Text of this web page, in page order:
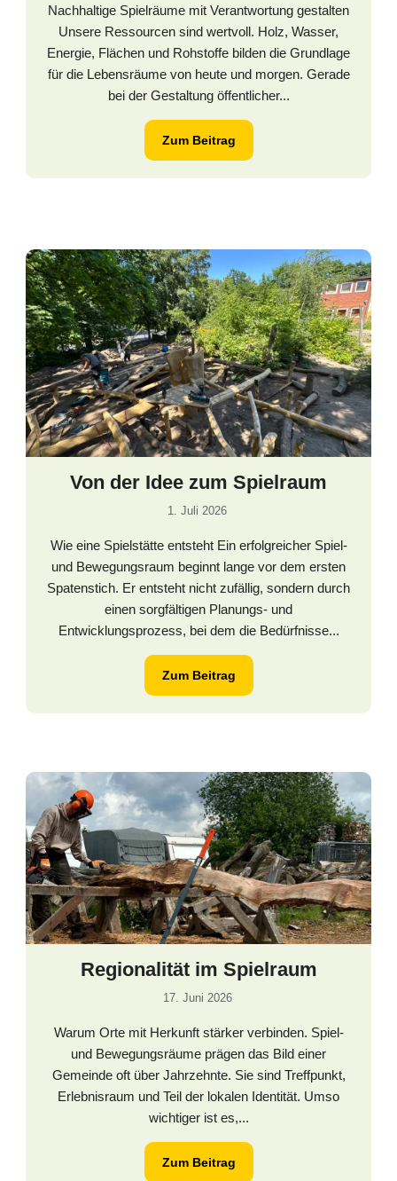
Nachhaltige Spielräume mit Verantwortung gestalten
Unsere Ressourcen sind wertvoll. Holz, Wasser,
Energie, Flächen und Rohstoffe bilden die Grundlage
für die Lebensräume von heute und morgen. Gerade
bei der Gestaltung öffentlicher...
Zum Beitrag
Von der Idee zum Spielraum
1. Juli 2026
Wie eine Spielstätte entsteht Ein erfolgreicher Spiel-
und Bewegungsraum beginnt lange vor dem ersten
Spatenstich. Er entsteht nicht zufällig, sondern durch
einen sorgfältigen Planungs- und
Entwicklungsprozess, bei dem die Bedürfnisse...
Zum Beitrag
Regionalität im Spielraum
17. Juni 2026
Warum Orte mit Herkunft stärker verbinden. Spiel-
und Bewegungsräume prägen das Bild einer
Gemeinde oft über Jahrzehnte. Sie sind Treffpunkt,
Erlebnisraum und Teil der lokalen Identität. Umso
wichtiger ist es,...
Zum Beitrag